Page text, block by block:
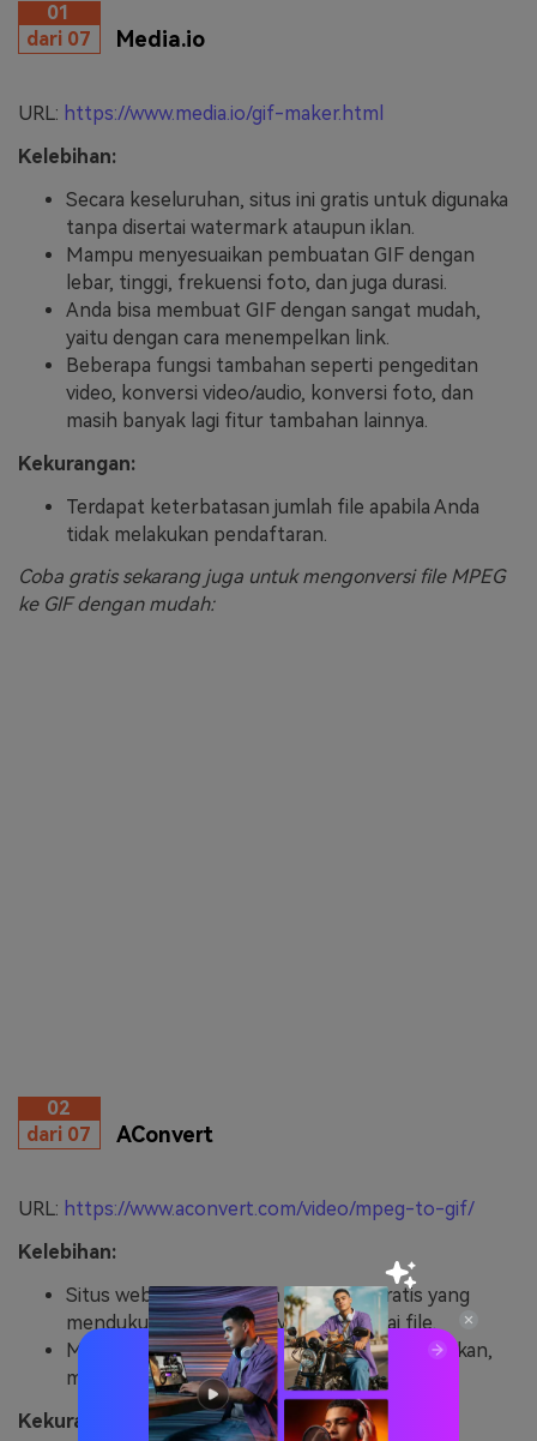
01
dari 07
Media.io
URL: https://www.media.io/gif-maker.html
Kelebihan:
Secara keseluruhan, situs ini gratis untuk digunaka
tanpa disertai watermark ataupun iklan.
Mampu menyesuaikan pembuatan GIF dengan
lebar, tinggi, frekuensi foto, dan juga durasi.
Anda bisa membuat GIF dengan sangat mudah,
yaitu dengan cara menempelkan link.
Beberapa fungsi tambahan seperti pengeditan
video, konversi video/audio, konversi foto, dan
masih banyak lagi fitur tambahan lainnya.
Kekurangan:
Terdapat keterbatasan jumlah file apabila Anda
tidak melakukan pendaftaran.
Coba gratis sekarang juga untuk mengonversi file MPEG
ke GIF dengan mudah:
02
dari 07
AConvert
URL: https://www.aconvert.com/video/mpeg-to-gif/
Kelebihan:
Situs web ini merupakan situs web gratis yang
mendukung proses konversi berbagai file.
Menyediakan fitur memotong, menggabungkan,
merotasi, dan me-crop foto dengan baik.
Kekurangan: